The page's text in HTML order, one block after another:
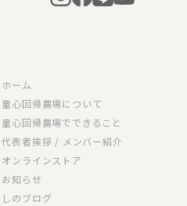
ホーム
童心回帰農場について
童心回帰農場でできること
代表者挨拶 / メンバー紹介
オンラインストア
お知らせ
しのブログ